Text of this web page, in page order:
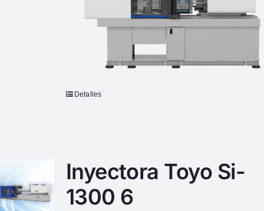
Detalles
Inyectora Toyo Si-
1300 6